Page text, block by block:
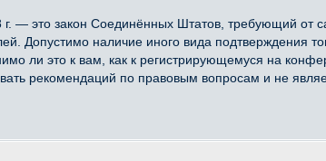
— это закон Соединённых Штатов, требующий от
Допустимо наличие иного вида подтверждения
ли это к вам, как к регистрирующемуся на
рекомендаций по правовым вопросам и не